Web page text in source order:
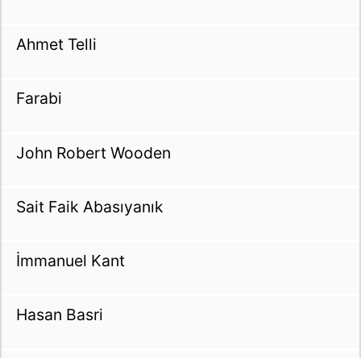
Ahmet Telli
Farabi
John Robert Wooden
Sait Faik Abasıyanık
İmmanuel Kant
Hasan Basri